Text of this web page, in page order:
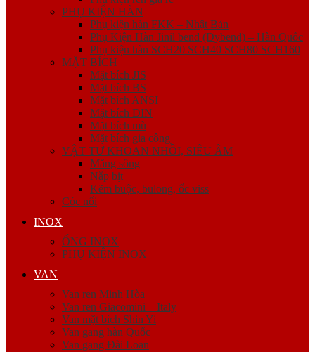
PHỤ KIỆN HÀN
Phụ kiện hàn FKK – Nhật Bản
Phụ Kiện Hàn Jinil bend (Dybend) – Hàn Quốc
Phụ kiện hàn SCH20 SCH40 SCH80 SCH160
MẶT BÍCH
Mặt bích JIS
Mặt bích BS
Mặt bích ANSI
Mặt bích DIN
Mặt bích mù
Mặt bích gia công
VẬT TƯ KHOAN NHỒI, SIÊU ÂM
Măng sông
Nắp bịt
Kẽm buộc, bulong, ốc viss
Cóc nối
INOX
ỐNG INOX
PHỤ KIỆN INOX
VAN
Van ren Minh Hòa
Van ren Giacomini – Italy
Van mặt bích Shin Yi
Van gang hàn Quốc
Van gang Đài Loan